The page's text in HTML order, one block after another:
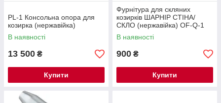
PL-1 Консольна опора для
козирка (нержавійка)
В наявності
13 500 ₴
Купити
Фурнітура для скляних
козирків ШАРНІР СТІНА/
СКЛО (нержавійка) OF-Q-1
В наявності
900 ₴
Купити